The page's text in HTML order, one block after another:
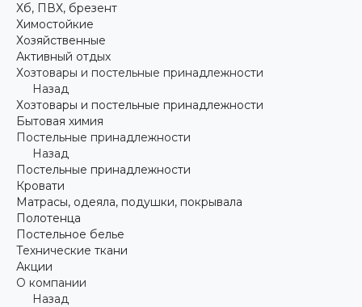
Хб, ПВХ, брезент
Химостойкие
Хозяйственные
Активный отдых
Хозтовары и постельные принадлежности
Назад
Хозтовары и постельные принадлежности
Бытовая химия
Постельные принадлежности
Назад
Постельные принадлежности
Кровати
Матрасы, одеяла, подушки, покрывала
Полотенца
Постельное белье
Технические ткани
Акции
О компании
Назад